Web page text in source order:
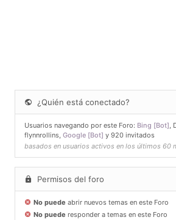
¿Quién está conectado?
Usuarios navegando por este Foro: Bing [Bot],
flynnrollins, Google [Bot] y 920 invitados
basados en usuarios activos en los últimos 60
Permisos del foro
No puede abrir nuevos temas en este Foro
No puede responder a temas en este Foro